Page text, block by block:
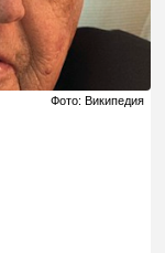
Фото: Википедия